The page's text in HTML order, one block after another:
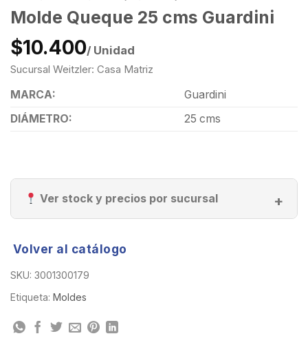
Molde Queque 25 cms Guardini
$10.400/ Unidad
Sucursal Weitzler: Casa Matriz
MARCA:
Guardini
DIÁMETRO:
25 cms
Ver stock y precios por sucursal
Volver al catálogo
SKU: 3001300179
Etiqueta: Moldes